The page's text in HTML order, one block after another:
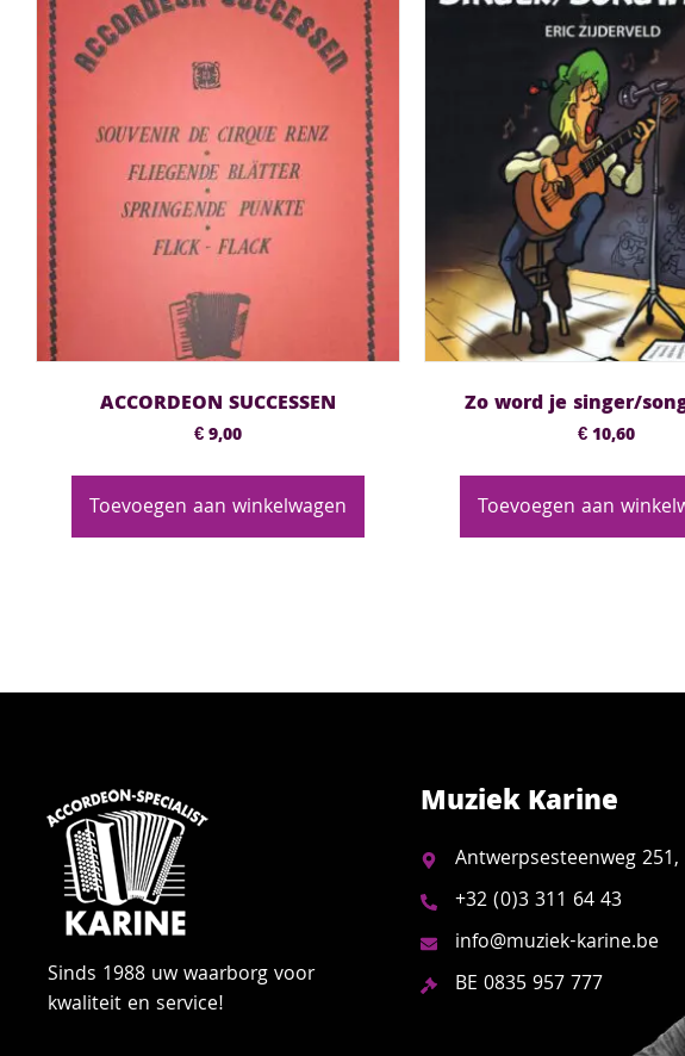
ACCORDEON SUCCESSEN
€9,00
Toevoegen aan winkelwagen
Zo word je singer/
€10,60
Toevoegen aan
Sinds 1988 uw waarborg voor
kwaliteit en service!
Muziek Karine
Antwerpsesteenweg
+32 (0)3 311 64 43
info@muziek-karine.be
BE 0835 957 777